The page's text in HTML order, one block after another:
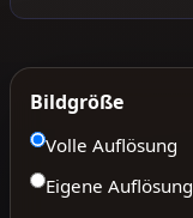
Bildgröße
Volle Auflösung
Eigene Auflösung